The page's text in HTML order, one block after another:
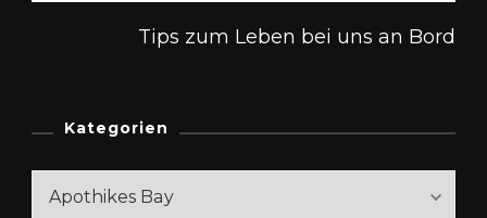
Tips zum Leben bei uns an Bord
Kategorien
Kategorien